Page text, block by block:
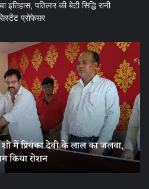
पतिलार की बेटी सिद्धि रानी
प्रोफेसर
में प्रियंका देवी के लाल का जलवा,
किया रोशन